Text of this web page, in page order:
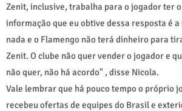
Zenit, inclusive, trabalha para o jogador ter
informação que eu obtive dessa resposta é a
nada e o Flamengo não terá dinheiro para
Zenit. O clube não quer vender o jogador e
não quer, não há acordo" , disse Nicola.
Vale lembrar que há pouco tempo o próprio
recebeu ofertas de equipes do Brasil e